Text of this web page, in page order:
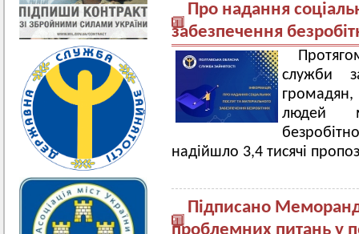
Про надання
забезпечення
служби
громадян,
людей
надійшло 3,4 тисячі
Підписано